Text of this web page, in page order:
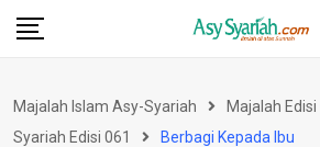
Skip
Majalah Islam Asy-Syariah Majalah Edisi
Syariah Edisi 061
Berbagi Kepada Ibu